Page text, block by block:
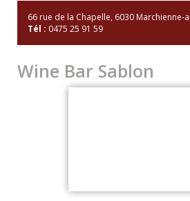
66 rue de la Chapelle, 6030 Marchienne-
Tél : 0475 25 91 59
Wine Bar Sablon